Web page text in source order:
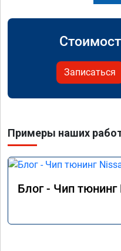
Записаться
Примеры наших
Блог - Чип